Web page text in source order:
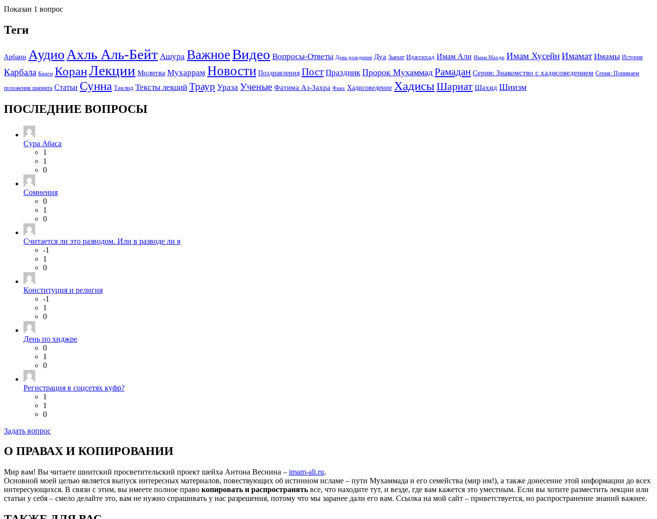
Показан 1 вопрос
Теги
Арбаин Аудио Ахль Аль-Бейт Ашура ВажноеВидео Вопросы-Ответы День рождения Дуа Зьярат Иджтихад Имам Али Имам Махди Имам ХусейнИмамат Имамы История
Карбала Книги КоранЛекции Молитва Мухаррам Новости Поздравления Пост Праздник Пророк Мухаммад Рамадан Серия: Знакомство с хадисоведением Серия: Понимаем
положения шариата Статьи Сунна Таклид Тексты лекций Траур Ураза Ученые Фатима Аз-Захра Фикх Хадисоведение ХадисыШариат Шахид Шиизм
ПОСЛЕДНИЕ ВОПРОСЫ
Сура Абаса
1
1
0
Сомнения
0
1
0
Считается ли это разводом. Или в разводе ли я
-1
1
0
Конституция и религия
-1
1
0
День по хиджре
0
1
0
Регистрация в соцсетях куфр?
1
1
0
Задать вопрос
О ПРАВАХ И КОПИРОВАНИИ
Мир вам! Вы читаете шиитский просветительский проект шейха Антона Веснина – imam-ali.ru.
Основной моей целью является выпуск интересных материалов, повествующих об истинном исламе – пути Мухаммада и его семейства (мир им!), а также донесение этой информации до всех
интересующихся. В связи с этим, вы имеете полное право копировать и распространять все, что находите тут, и везде, где вам кажется это уместным. Если вы хотите разместить лекции или
статьи у себя – смело делайте это, вам не нужно спрашивать у нас разрешения, потому что мы заранее дали его вам. Ссылка на мой сайт – приветствуется, но распространение знаний важнее.